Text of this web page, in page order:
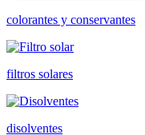
colorantes y conservantes
filtros solares
disolventes